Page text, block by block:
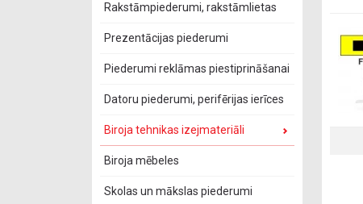
Rakstāmpiederumi, rakstāmlietas
Prezentācijas piederumi
Piederumi reklāmas piestiprināšanai
Datoru piederumi, perifērijas ierīces
Biroja tehnikas izejmateriāli
Biroja mēbeles
Skolas un mākslas piederumi